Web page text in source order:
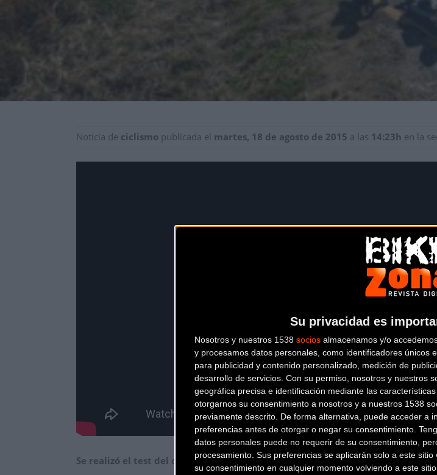
Su privacidad es
Nosotros y nuestros 1538 socios almacenamos y/o
y procesamos datos personales, como identificadores únicos
para publicidad y contenido personalizado, medición de
desarrollo de servicios. Con su permiso, nosotros y nuestros
geográfica precisa e identificación mediante las
otorgarnos su consentimiento a nosotros y a nuestros 1538
previamente descrito. De forma alternativa, puede acceder a
preferencias antes de otorgar o negar su consentimiento.
datos personales puede no requerir de su consentimiento,
procesamiento. Sus preferencias se aplicarán solo a este
su consentimiento en cualquier momento volviendo a este
Noticia de ciclismo publicada el martes, 18 de agosto de 2015 a las 14:23h en la
Se realizó el test del circuito olímpico de Rio 2016.